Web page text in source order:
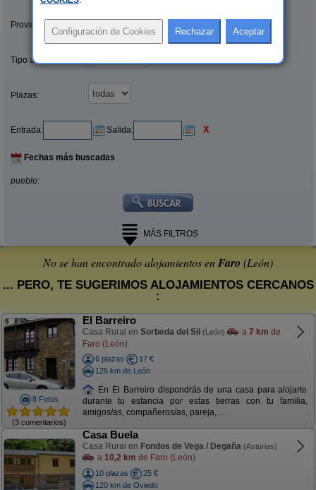
Provincias/Islas:
Tipo alquiler:
Plazas:
Entrada: Salida: X
Fechas más buscadas
pueblo:
MÁS FILTROS
No se han encontrado alojamientos enFaro (León)
... PERO, TE SUGERIMOS ALOJAMIENTOS CERCANOS
:
8 Fotos
(3 comentarios)
El Barreiro
Casa Rural en Sorbeda del Sil (León) a 7 km de
Faro (León)
6 plazas
17 €
125 km de León
En El Barreiro dispondrás de una casa para alojarte
durante tu estancia por estas tierras con tu familia,
amigos/as, compañeros/as, pareja, ...
Casa Buela
Casa Rural en Fondos de Vega / Degaña (Asturias)
a 10,2 km de Faro (León)
10 plazas
25 €
120 km de Oviedo